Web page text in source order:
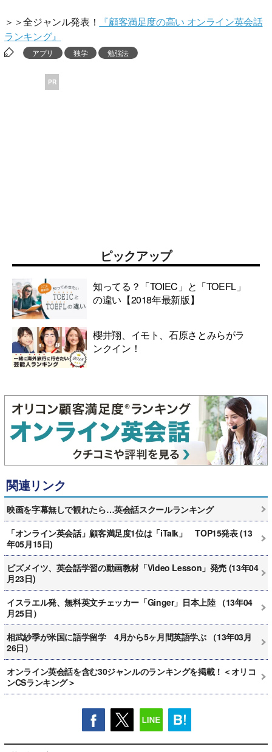
＞＞全ジャンル発表！
『顧客満足度の高い オンライン英会話
ランキング』
アプリ 独学 勉強法
PR
ピックアップ
知ってる？「TOIEC」と「TOEFL」
の違い【2018年最新版】
櫻井翔、イモト、石原さとみらがラ
ンクイン！
関連リンク
映画を字幕無しで観れたら…英会話スクールランキング
「オンライン英会話」顧客満足度1位は「iTalk」 TOP15発表 (13
年05月15日)
ビズメイツ、英会話学習の動画教材「Video Lesson」発売 (13年04
月23日)
イスラエル発、無料英文チェッカー「Ginger」日本上陸 （13年04
月25日）
相武紗季が米国に語学留学 4月から5ヶ月間英語学ぶ （13年03月
26日）
オンライン英会話を含む30ジャンルのランキングを掲載！＜オリコ
ンCSランキング＞